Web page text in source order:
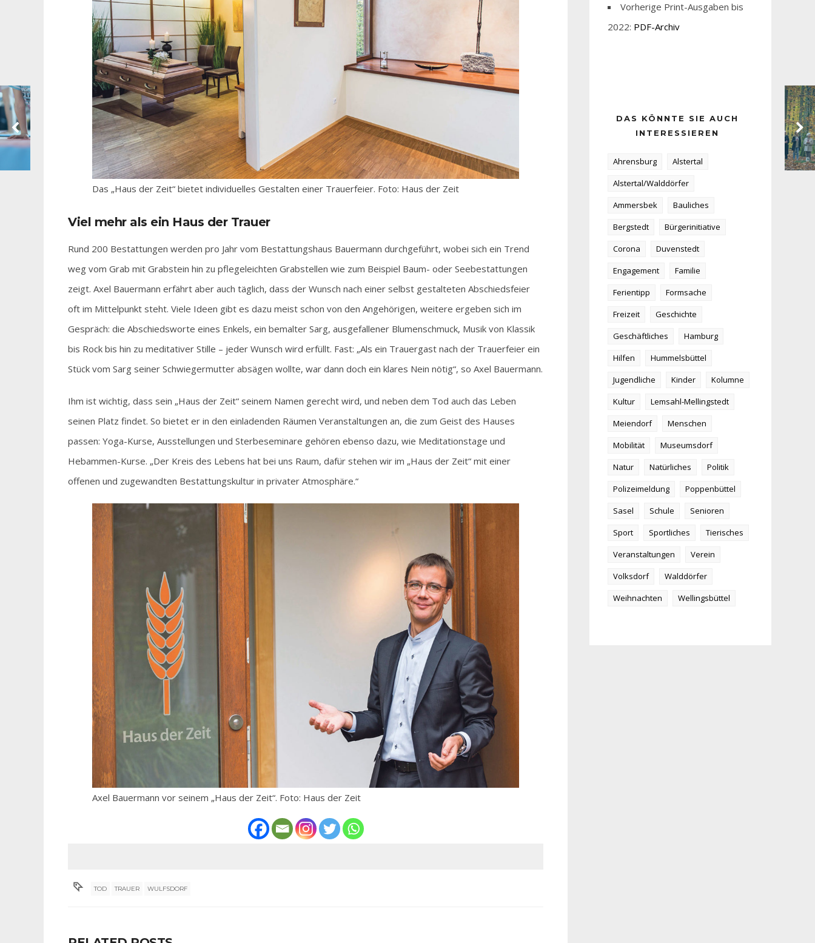
Das „Haus der Zeit“ bietet individuelles Gestalten einer Trauerfeier. Foto: Haus der Zeit
Viel mehr als ein Haus der Trauer
Rund 200 Bestattungen werden pro Jahr vom Bestattungshaus Bauermann durchgeführt, wobei sich ein Trend
weg vom Grab mit Grabstein hin zu pflegeleichten Grabstellen wie zum Beispiel Baum- oder Seebestattungen
zeigt. Axel Bauermann erfährt aber auch täglich, dass der Wunsch nach einer selbst gestalteten Abschiedsfeier
oft im Mittelpunkt steht. Viele Ideen gibt es dazu meist schon von den Angehörigen, weitere ergeben sich im
Gespräch: die Abschiedsworte eines Enkels, ein bemalter Sarg, ausgefallener Blumenschmuck, Musik von Klassik
bis Rock bis hin zu meditativer Stille – jeder Wunsch wird erfüllt. Fast: „Als ein Trauergast nach der Trauerfeier ein
Stück vom Sarg seiner Schwiegermutter absägen wollte, war dann doch ein klares Nein nötig“, so Axel Bauermann.
Ihm ist wichtig, dass sein „Haus der Zeit“ seinem Namen gerecht wird, und neben dem Tod auch das Leben
seinen Platz findet. So bietet er in den einladenden Räumen Veranstaltungen an, die zum Geist des Hauses
passen: Yoga-Kurse, Ausstellungen und Sterbeseminare gehören ebenso dazu, wie Meditationstage und
Hebammen-Kurse. „Der Kreis des Lebens hat bei uns Raum, dafür stehen wir im „Haus der Zeit“ mit einer
offenen und zugewandten Bestattungskultur in privater Atmosphäre.“
Axel Bauermann vor seinem „Haus der Zeit“. Foto: Haus der Zeit
TOD TRAUER WULFSDORF
Vorherige Print-Ausgaben bis
2022: PDF-Archiv
DAS KÖNNTE SIE AUCH
INTERESSIEREN
Ahrensburg
Alstertal
Alstertal/Walddörfer
Ammersbek
Bauliches
Bergstedt
Bürgerinitiative
Corona
Duvenstedt
Engagement
Familie
Ferientipp
Formsache
Freizeit
Geschichte
Geschäftliches
Hamburg
Hilfen
Hummelsbüttel
Jugendliche
Kinder
Kolumne
Kultur
Lemsahl-Mellingstedt
Meiendorf
Menschen
Mobilität
Museumsdorf
Natur
Natürliches
Politik
Polizeimeldung
Poppenbüttel
Sasel
Schule
Senioren
Sport
Sportliches
Tierisches
Veranstaltungen
Verein
Volksdorf
Walddörfer
Weihnachten
Wellingsbüttel